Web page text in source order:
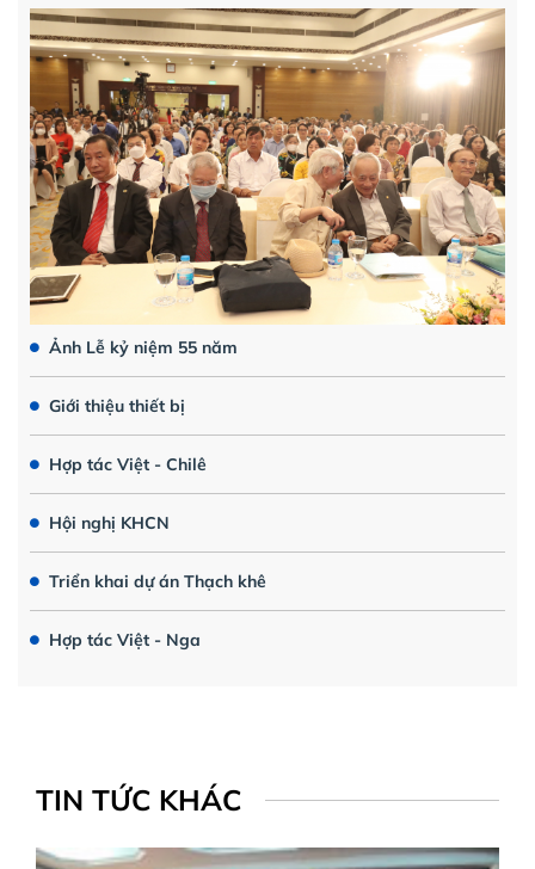
Ảnh Lễ kỷ niệm 55 năm
Giới thiệu thiết bị
Hợp tác Việt - Chilê
Hội nghị KHCN
Triển khai dự án Thạch khê
Hợp tác Việt - Nga
TIN TỨC KHÁC